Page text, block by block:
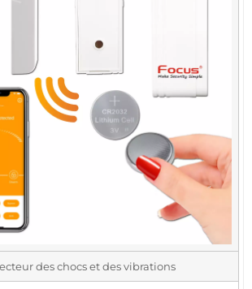
des chocs et des vibrations